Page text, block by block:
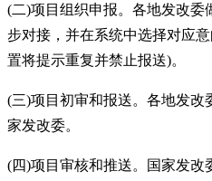
(二)项目组织申报。各地发改
步对接，并在系统中选择对应
置将提示重复并禁止报送)。
(三)项目初审和报送。各地发改
家发改委。
(四)项目审核和推送。国家发